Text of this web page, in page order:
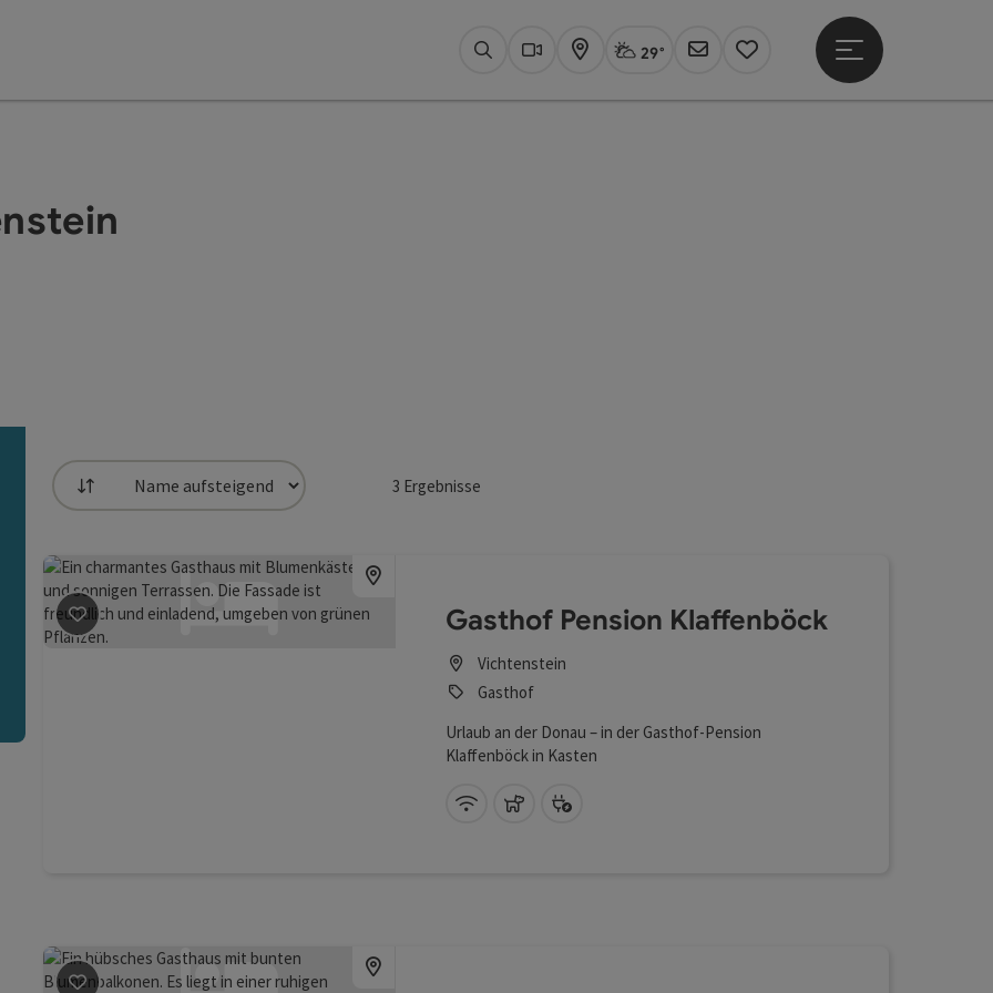
SuchenWebcams
KarteAktuelles Wetter Linz, stark bewölkt
29°
Newsletter
Merkzettel
Hauptmenü öffnen
Sortierung 3 Ergebnisse
Beitrag merken Gasthof Pension Klaffenböck
Vichtenstein
Gasthof
Urlaub an der Donau – in der Gasthof-Pension
Klaffenböck in Kasten
W-Lan (kostenlos)
Haustiere erlaubt